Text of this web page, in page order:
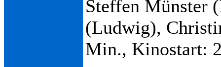
Steffen Münster
(Ludwig),
Min., Kinostart: